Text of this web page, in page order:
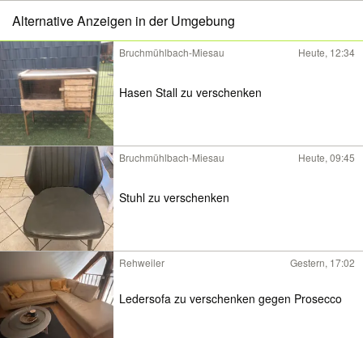
Alternative Anzeigen in der Umgebung
Bruchmühlbach-Miesau Heute, 12:34
Hasen Stall zu verschenken
Bruchmühlbach-Miesau Heute, 09:45
Stuhl zu verschenken
Rehweiler Gestern, 17:02
Ledersofa zu verschenken gegen Prosecco